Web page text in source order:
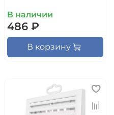
В наличии
486 ₽
В корзину